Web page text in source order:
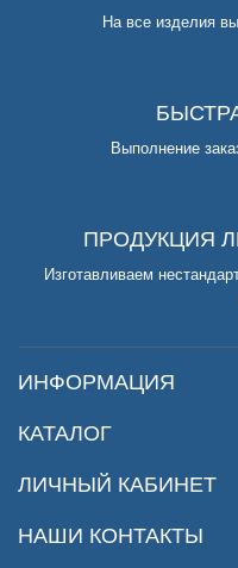
На все изделия
Выполнение
ПРОДУКЦИЯ
Изготавливаем
ИНФОРМАЦИЯ
КАТАЛОГ
ЛИЧНЫЙ КАБИНЕТ
НАШИ КОНТАКТЫ